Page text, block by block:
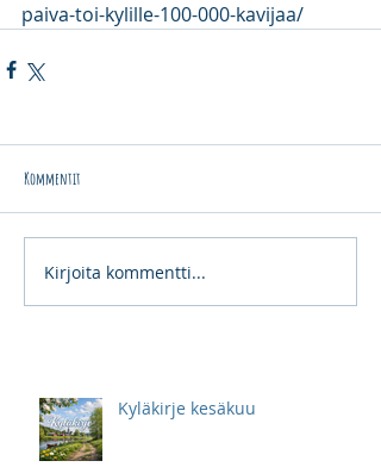
paiva-toi-kylille-100-000-kavijaa/
Kommentit
Kirjoita kommentti...
Kyläkirje kesäkuu